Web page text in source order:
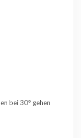
bei 30° gehen